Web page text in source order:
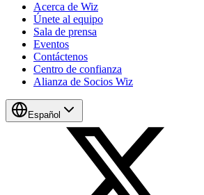
Acerca de Wiz
Únete al equipo
Sala de prensa
Eventos
Contáctenos
Centro de confianza
Alianza de Socios Wiz
Español